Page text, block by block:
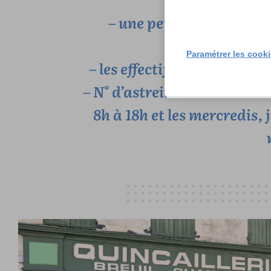
– une permanence se
– les effectifs sont portés
– N° d’astreinte
8h à 18h et les
Paramétrer les